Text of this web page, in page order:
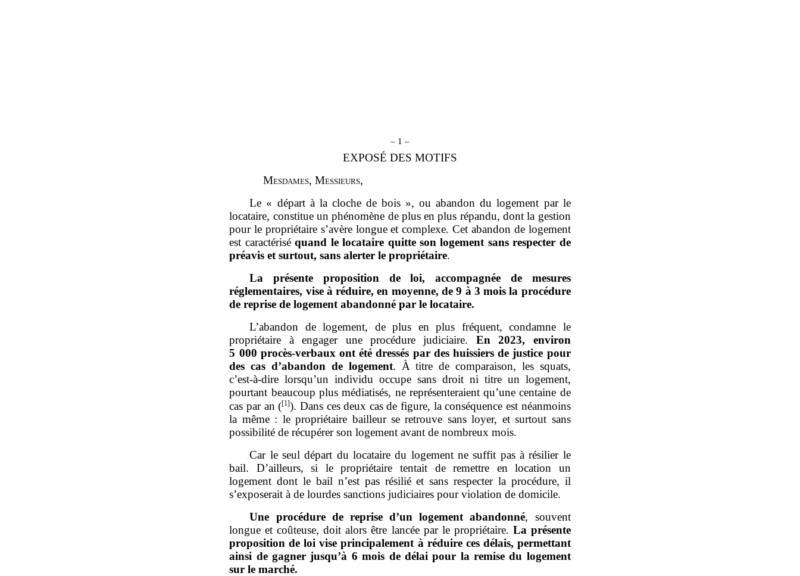
– 1 –
EXPOSÉ DES MOTIFS
Mesdames, Messieurs,
Le « départ à la cloche de bois », ou abandon du logement par le
locataire, constitue un phénomène de plus en plus répandu, dont la gestion
pour le propriétaire s’avère longue et complexe. Cet abandon de logement
est caractériséquand le locataire quitte son logement sans respecter de
préavis et surtout, sans alerter le propriétaire.
La présente proposition de loi, accompagnée de mesures
réglementaires, vise à réduire, en moyenne, de 9 à 3 mois la procédure
de reprise de logement abandonné par le locataire.
L’abandon de logement, de plus en plus fréquent, condamne le
propriétaire à engager une procédure judiciaire. En
2023, environ
5 000 procès‑verbaux ont été dressés par des huissiers de justice pour
des cas d’abandon de logement. À titre de comparaison, les squats,
c’est‑à‑dire lorsqu’un individu occupe sans droit ni titre un logement,
pourtant beaucoup plus médiatisés, ne représenteraient qu’une centaine de
cas par an ([1]). Dans ces deux cas de figure, la conséquence est néanmoins
la même : le propriétaire bailleur se retrouve sans loyer, et surtout sans
possibilité de récupérer son logement avant de nombreux mois.
Car le seul départ du locataire du logement ne suffit pas à résilier le
bail. D’ailleurs, si le propriétaire tentait de remettre en location un
logement dont le bail n’est pas résilié et sans respecter la procédure, il
s’exposerait à de lourdes sanctions judiciaires pour violation de domicile.
Une procédure de reprise d’un logement abandonné, souvent
longue et coûteuse, doit alors être lancée par le propriétaire. La présente
proposition de loi vise principalement à réduire ces délais, permettant
ainsi de gagner jusqu’à 6 mois de délai pour la remise du logement
sur le marché.